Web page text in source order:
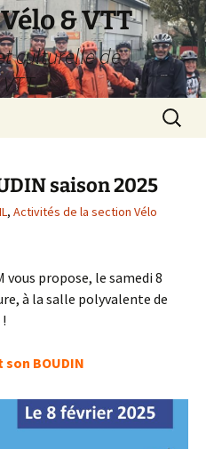
& VTT
culturelle de
saison 2025
, Activités de la section Vélo
vous propose, le samedi 8
à la salle polyvalente de
BOUDIN